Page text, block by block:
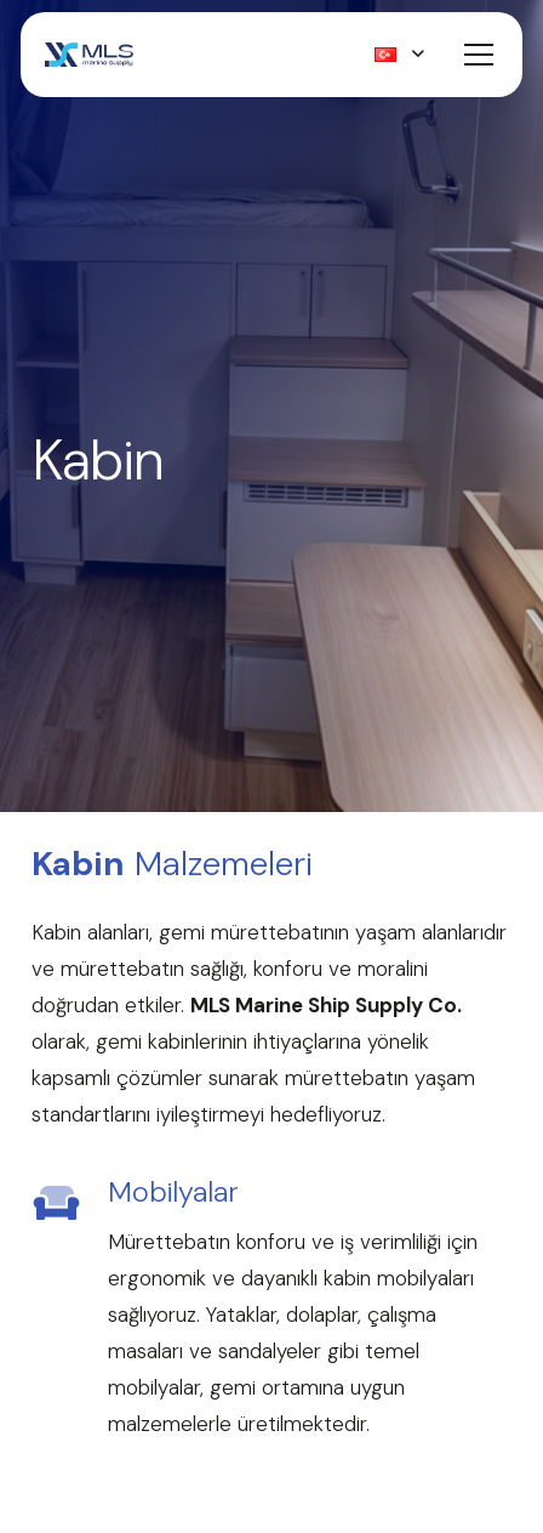
Kabin
Kabin Malzemeleri
Kabin alanları, gemi mürettebatının yaşam alanlarıdır
ve mürettebatın sağlığı, konforu ve moralini
doğrudan etkiler. MLS Marine Ship Supply Co.
olarak, gemi kabinlerinin ihtiyaçlarına yönelik
kapsamlı çözümler sunarak mürettebatın yaşam
standartlarını iyileştirmeyi hedefliyoruz.
Mobilyalar
Mürettebatın konforu ve iş verimliliği için
ergonomik ve dayanıklı kabin mobilyaları
sağlıyoruz. Yataklar, dolaplar, çalışma
masaları ve sandalyeler gibi temel
mobilyalar, gemi ortamına uygun
malzemelerle üretilmektedir.